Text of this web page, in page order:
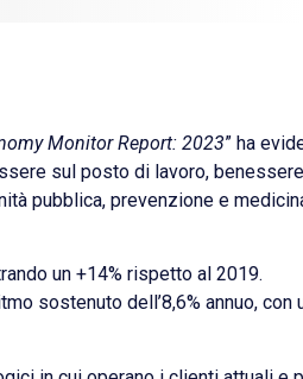
Monitor Report: 2023” ha
sul posto di lavoro,
pubblica, prevenzione e
un +14% rispetto al 2019.
sostenuto dell’8,6% annuo,